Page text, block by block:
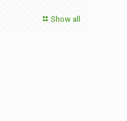
Show all